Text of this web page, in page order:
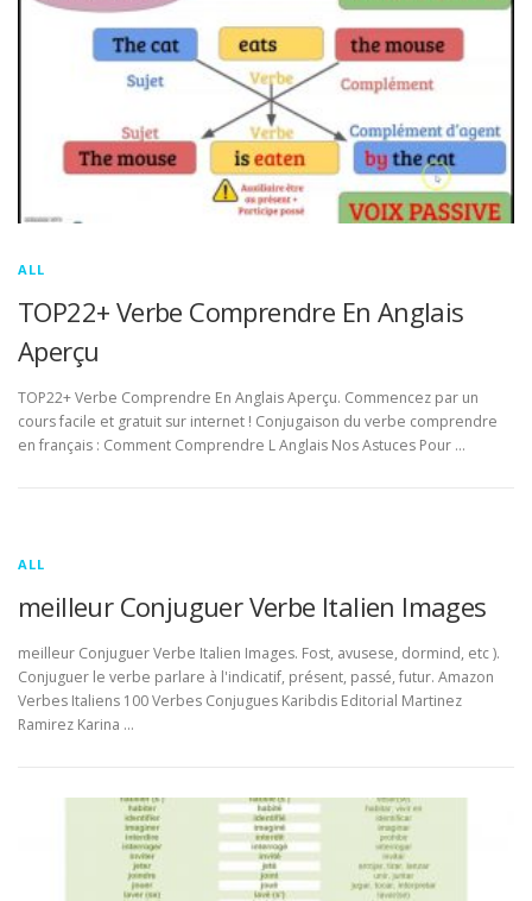
ALL
TOP22+ Verbe Comprendre En Anglais
Aperçu
TOP22+ Verbe Comprendre En Anglais Aperçu. Commencez par un
cours facile et gratuit sur internet ! Conjugaison du verbe comprendre
en français : Comment Comprendre L Anglais Nos Astuces Pour …
ALL
meilleur Conjuguer Verbe Italien Images
meilleur Conjuguer Verbe Italien Images. Fost, avusese, dormind, etc ).
Conjuguer le verbe parlare à l'indicatif, présent, passé, futur. Amazon
Verbes Italiens 100 Verbes Conjugues Karibdis Editorial Martinez
Ramirez Karina …